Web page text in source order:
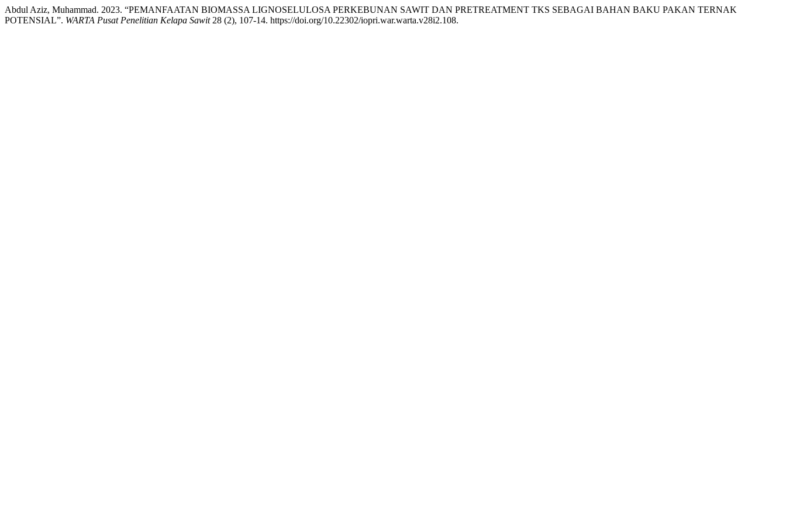
Abdul Aziz, Muhammad. 2023. “PEMANFAATAN BIOMASSA LIGNOSELULOSA PERKEBUNAN SAWIT DAN PRETREATMENT TKS SEBAGAI BAHAN BAKU PAKAN TERNAK
POTENSIAL”. WARTA Pusat Penelitian Kelapa Sawit28 (2), 107-14. https://doi.org/10.22302/iopri.war.warta.v28i2.108.